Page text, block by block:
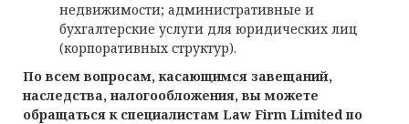
недвижимости; административные и
бухгалтерские услуги для юридических лиц
(корпоративных структур).
По всем вопросам, касающимся завещаний,
наследства, налогообложения, вы можете
обращаться к специалистам Law Firm Limited по